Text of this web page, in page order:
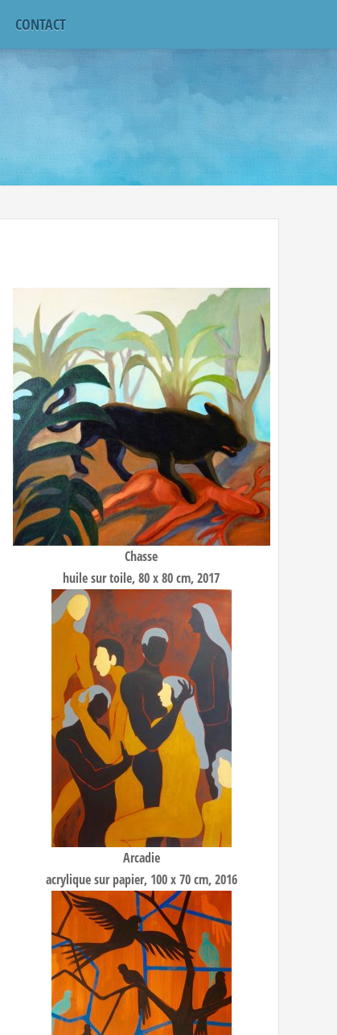
CONTACT
Chasse
huile sur toile, 80 x 80 cm, 2017
Arcadie
acrylique sur papier, 100 x 70 cm, 2016